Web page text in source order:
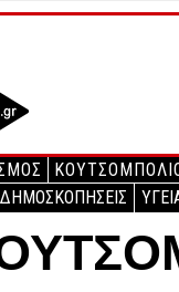
ΔΗΜΟΣΚΟΠΗΣΕΙΣ